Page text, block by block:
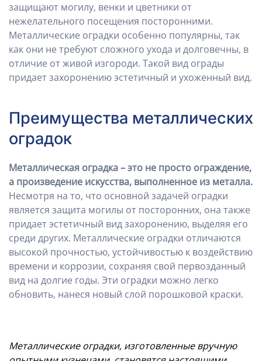
защищают могилу, венки и цветники от
нежелательного посещения посторонними.
Металлические оградки особенно популярны, так
как они не требуют сложного ухода и долговечны, в
отличие от живой изгороди. Такой вид ограды
придает захоронению эстетичный и ухоженный вид.
Преимущества металлических
оградок
Металлическая оградка – это не просто ограждение,
а произведение искусства, выполненное из металла.
Несмотря на то, что основной задачей оградки
является защита могилы от посторонних, она также
придает эстетичный вид захоронению, выделяя его
среди других. Металлические оградки отличаются
высокой прочностью, устойчивостью к воздействию
времени и коррозии, сохраняя свой первозданный
вид на долгие годы. Эти оградки можно легко
обновить, нанеся новый слой порошковой краски.
Металлические оградки, изготовленные вручную